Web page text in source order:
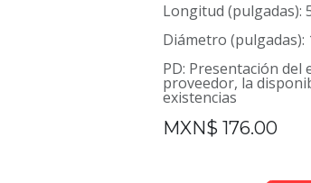
Longitud (pulgadas):
Diámetro (pulgadas):
PD: Presentación del
proveedor, la
existencias
MXN$ 176.00